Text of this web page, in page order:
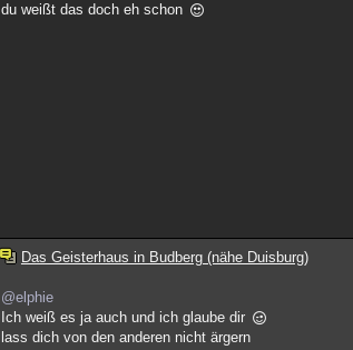
du weißt das doch eh schon
Das Geisterhaus in Budberg (nähe Duisburg)
@elphie
Ich weiß es ja auch und ich glaube dir
lass dich von den anderen nicht ärgern